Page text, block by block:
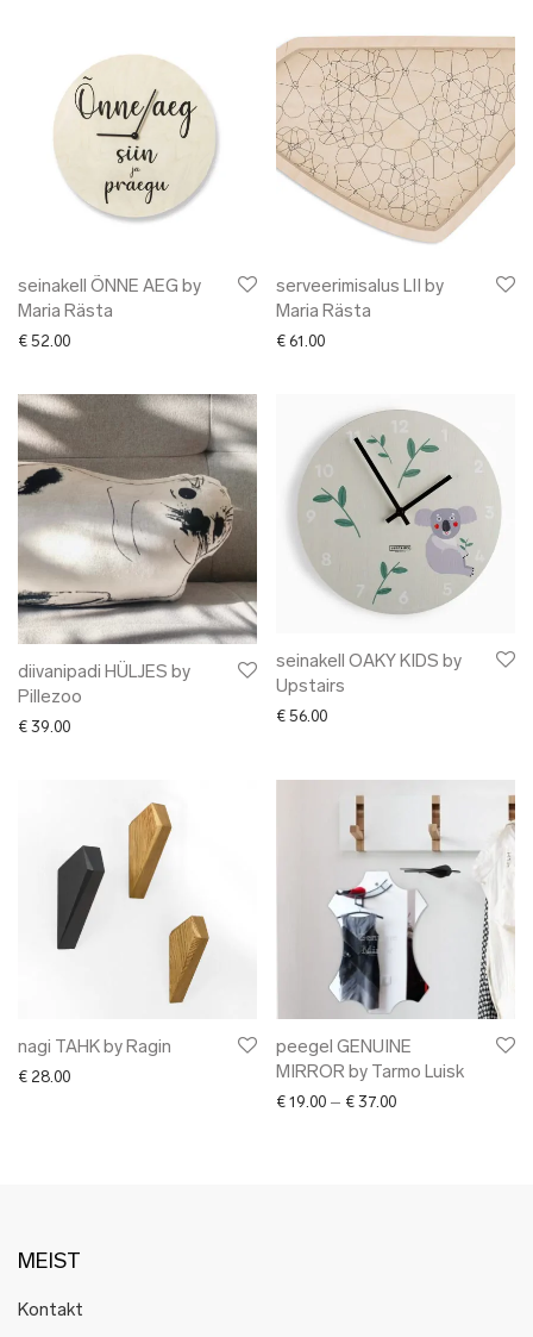
seinakell ÕNNE AEG by
Maria Rästa
€ 52.00
serveerimisalus LII by
Maria Rästa
€ 61.00
diivanipadi HÜLJES by
Pillezoo
€ 39.00
seinakell OAKY KIDS by
Upstairs
€ 56.00
nagi TAHK by Ragin
€ 28.00
peegel GENUINE
MIRROR by Tarmo Luisk
€ 19.00 – € 37.00Price range: €
MEIST
Kontakt